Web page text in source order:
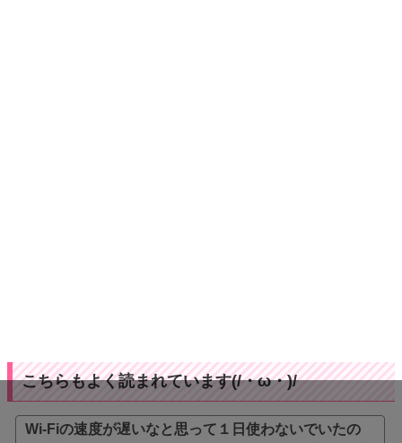
こちらもよく読まれています(/・ω・)/
Wi-Fiの速度が遅いなと思って１日使わないでいたの